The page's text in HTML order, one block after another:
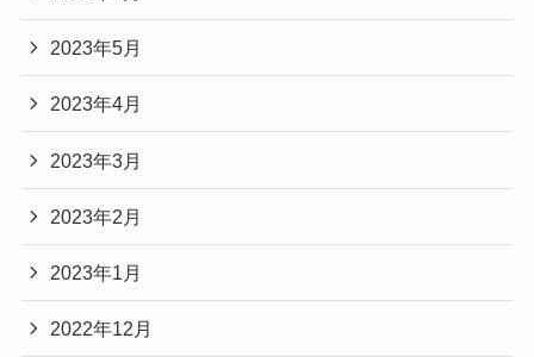
2023年5月
2023年4月
2023年3月
2023年2月
2023年1月
2022年12月